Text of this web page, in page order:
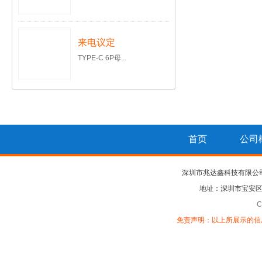
来电议定
TYPE-C 6P母...
首页 公司
深圳市兆达鑫科技有限公
地址：深圳市宝安
免责声明：以上所展示的